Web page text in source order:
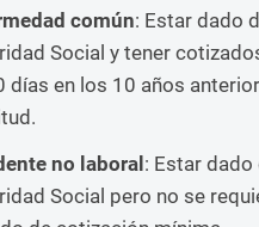
común: Estar dado
Social y tener
días en los 10 años
no laboral : Estar dado
Social pero no se